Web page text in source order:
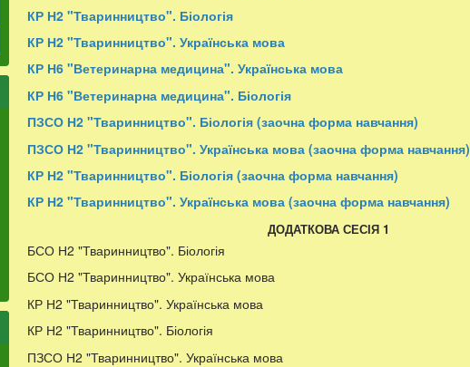
КР Н2 "Тваринництво". Біологія
КР Н2 "Тваринництво". Українська мова
КР Н6 "Ветеринарна медицина". Українська мова
КР Н6 "Ветеринарна медицина". Біологія
ПЗСО Н2 "Тваринництво". Біологія (заочна форма навчання)
ПЗСО Н2 "Тваринництво". Українська мова (заочна форма навчання)
КР Н2 "Тваринництво". Біологія (заочна форма навчання)
КР Н2 "Тваринництво". Українська мова (заочна форма навчання)
ДОДАТКОВА СЕСІЯ 1
БСО Н2 "Тваринництво". Біологія
БСО Н2 "Тваринництво". Українська мова
КР Н2 "Тваринництво". Українська мова
КР Н2 "Тваринництво". Біологія
ПЗСО Н2 "Тваринництво". Українська мова